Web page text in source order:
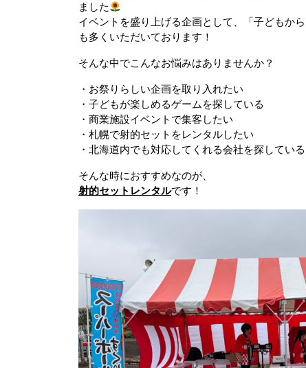
ました
イベントを盛り上げる企画として、「子どもか
も多くいただいております！
そんな中でこんなお悩みはありませんか？
・お祭りらしい企画を取り入れたい
・子どもが楽しめるゲームを探している
・商業施設イベントで集客したい
・札幌で射的セットをレンタルしたい
・北海道内でも対応してくれる会社を探している
そんな時におすすめなのが、
射的セットレンタルです！